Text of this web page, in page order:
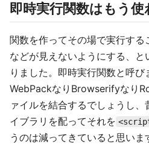
即時実行関数はもう使
関数を作ってその場で実行す
などが見えないようにする、
りました。即時実行関数と呼び
WebPackなりBrowserifyなり
ァイルを結合するでしょうし、
イブラリを配ってそれを
うのは減ってきていると思いま